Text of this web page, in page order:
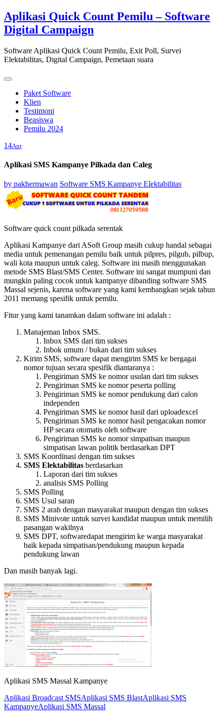
Skip
to
content
Aplikasi Quick Count Pemilu – Software
Digital Campaign
Software Aplikasi Quick Count Pemilu, Exit Poll, Survei
Elektabilitas, Digital Campaign, Pemetaan suara
Paket Software
Klien
Testimoni
Beasiswa
Pemilu 2024
14Apr
Aplikasi SMS Kampanye Pilkada dan Caleg
by pakhermawan Software SMS Kampanye Elektabilitas
Software quick count pilkada serentak
Aplikasi Kampanye dari ASoft Group masih cukup handal sebagai
media untuk pemenangan pemilu baik untuk pilpres, pilgub, pilbup,
wali kota maupun untuk caleg. Software ini masih menggunakan
metode SMS Blast/SMS Center. Software ini sangat mumpuni dan
mungkin paling cocok untuk kampanye dibanding software SMS
Massal sejenis, karena software yang kami kembangkan sejak tahun
2011 memang spesifik untuk pemilu.
Fitur yang kami tanamkan dalam software ini adalah :
Manajeman Inbox SMS.
Inbox SMS dari tim sukses
Inbok umum / bukan dari tim sukses
Kirim SMS, software dapat mengirim SMS ke bergagai
nomor tujuan secara spesifik diantaranya :
Pengiriman SMS ke nomor usulan dari tim sukses
Pengiriman SMS ke nomor peserta polling
Pengiriman SMS ke nomor pendukung dari calon
independen
Pengiriman SMS ke nomor hasil dari uploadexcel
Pengiriman SMS ke nomor hasil pengacakan nomor
HP secara otomatis oleh software
Pengiriman SMS ke nomor simpatisan maupun
simpatisan lawan politik berdasarkan DPT
SMS Koordinasi dengan tim sukses
SMS Elektabilitas berdasarkan
Laporan dari tim sukses
analisis SMS Polling
SMS Polling
SMS Usul saran
SMS 2 arah dengan masyarakat maupun dengan tim sukses
SMS Minivote untuk survei kandidat maupun untuk memilih
pasangan wakilnya
SMS DPT, softwaredapat mengirim ke warga masyarakat
baik kepada simpatisan/pendukung maupun kepada
pendukung lawan
Dan masih banyak lagi.
Aplikasi SMS Massal Kampanye
Aplikasi Broadcast SMSAplikasi SMS BlastAplikasi SMS
KampanyeAplikasi SMS Massal